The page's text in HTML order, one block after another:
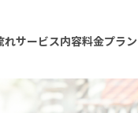
れサービス内容料金プラン